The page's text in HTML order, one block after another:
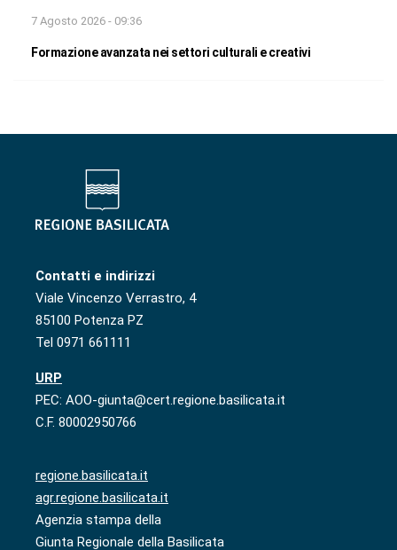
7 Agosto 2026 - 09:36
Formazione avanzata nei settori culturali e creativi
Contatti e indirizzi
Viale Vincenzo Verrastro, 4
85100 Potenza PZ
Tel 0971 661111
URP
PEC: AOO-giunta@cert.regione.basilicata.it
C.F. 80002950766
regione.basilicata.it
agr.regione.basilicata.it
Agenzia stampa della
Giunta Regionale della Basilicata